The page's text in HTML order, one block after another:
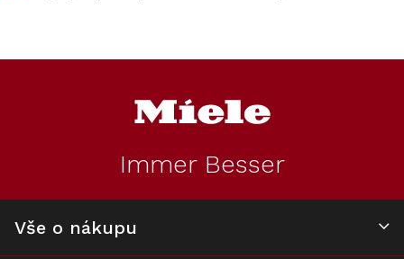
Immer Besser
Vše o nákupu